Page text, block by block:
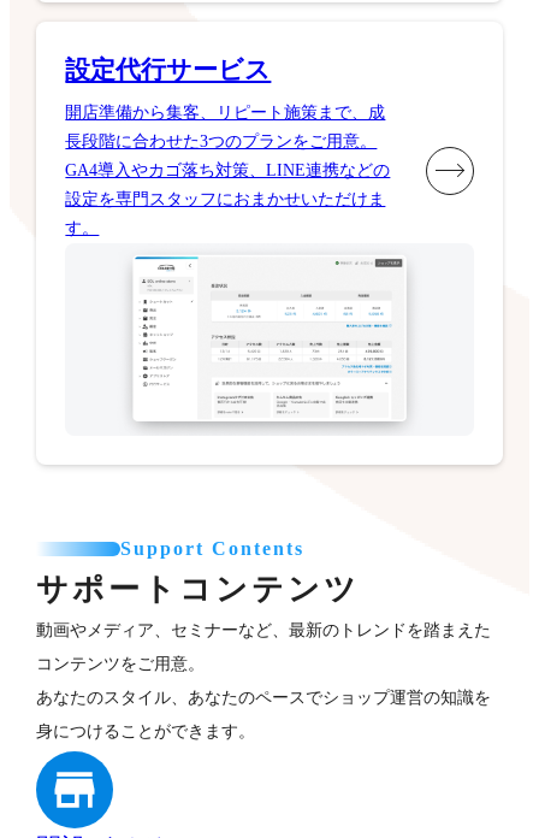
設定代行サービス
開店準備から集客、リピート施策まで、成
長段階に合わせた3つのプランをご用意。
GA4導入やカゴ落ち対策、LINE連携などの
設定を専門スタッフにおまかせいただけま
す。
Support Contents
サポートコンテンツ
動画やメディア、セミナーなど、最新のトレンドを踏まえた
コンテンツをご用意。
あなたのスタイル、あなたのペースでショップ運営の知識を
身につけることができます。